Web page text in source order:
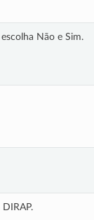
Não e Sim.